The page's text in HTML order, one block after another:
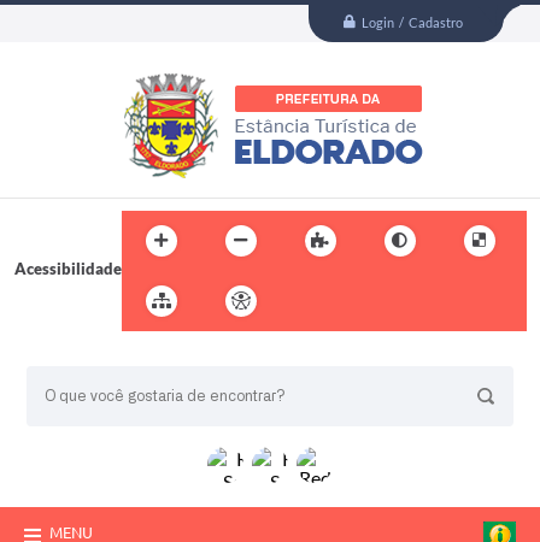
Login / Cadastro
Acessibilidade
MENU